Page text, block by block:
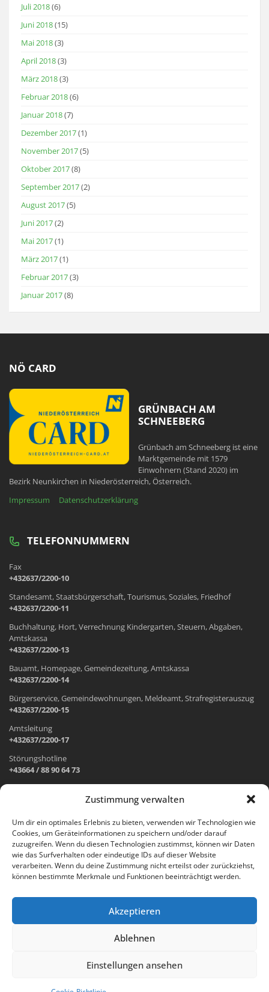
Zustimmung verwalten
Um dir ein optimales Erlebnis zu bieten, verwenden wir Technologien wie
Cookies, um Geräteinformationen zu speichern und/oder darauf
zuzugreifen. Wenn du diesen Technologien zustimmst, können wir Daten
wie das Surfverhalten oder eindeutige IDs auf dieser Website
verarbeiten. Wenn du deine Zustimmung nicht erteilst oder zurückziehst,
können bestimmte Merkmale und Funktionen beeinträchtigt werden.
Akzeptieren
Ablehnen
Einstellungen ansehen
Juli 2018(6)
Juni 2018(15)
Mai 2018(3)
April 2018(3)
März 2018(3)
Februar 2018(6)
Januar 2018(7)
Dezember 2017(1)
November 2017(5)
Oktober 2017(8)
September 2017(2)
August 2017(5)
Juni 2017(2)
Mai 2017(1)
März 2017(1)
Februar 2017(3)
Januar 2017(8)
NÖ CARD
GRÜNBACH AM
SCHNEEBERG
Grünbach am Schneeberg ist eine
Marktgemeinde mit 1579
Einwohnern (Stand 2020) im
Bezirk Neunkirchen in Niederösterreich, Österreich.
Impressum
Datenschutzerklärung
TELEFONNUMMERN
Fax
+432637/2200-10
Standesamt, Staatsbürgerschaft, Tourismus, Soziales, Friedhof
+432637/2200-11
Buchhaltung, Hort, Verrechnung Kindergarten, Steuern, Abgaben,
Amtskassa
+432637/2200-13
Bauamt, Homepage, Gemeindezeitung, Amtskassa
+432637/2200-14
Bürgerservice, Gemeindewohnungen, Meldeamt, Strafregisterauszug
+432637/2200-15
Amtsleitung
+432637/2200-17
Störungshotline
+43664 / 88 90 64 73
Wr. Neustädter Straße 1
2733 Grünbach am Schneeberg
Öffnungszeiten Gemeindeamt:
Montag: 8.00 – 12.00 Uhr und 14.00 – 18.00 Uhr
Freitag: 8.00 – 12.00 Uhr
Email: